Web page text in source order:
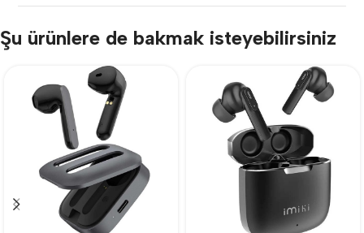
Şu ürünlere de bakmak isteyebilirsiniz